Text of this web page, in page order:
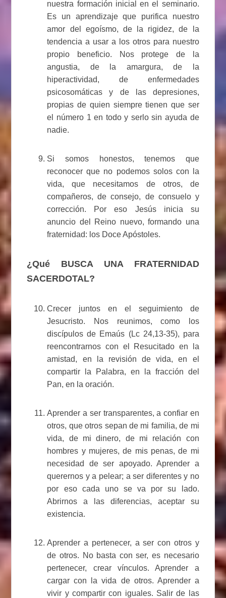
nuestra formación inicial en el seminario.
Es un aprendizaje que purifica nuestro
amor del egoísmo, de la rigidez, de la
tendencia a usar a los otros para nuestro
propio beneficio. Nos protege de la
angustia, de la amargura, de la
hiperactividad, de enfermedades
psicosomáticas y de las depresiones,
propias de quien siempre tienen que ser
el número 1 en todo y serlo sin ayuda de
nadie.
Si somos honestos, tenemos que
reconocer que no podemos solos con la
vida, que necesitamos de otros, de
compañeros, de consejo, de consuelo y
corrección. Por eso Jesús inicia su
anuncio del Reino nuevo, formando una
fraternidad: los Doce Apóstoles.
¿Qué BUSCA UNA FRATERNIDAD
SACERDOTAL?
Crecer juntos en el seguimiento de
Jesucristo. Nos reunimos, como los
discípulos de Emaús (Lc 24,13-35), para
reencontrarnos con el Resucitado en la
amistad, en la revisión de vida, en el
compartir la Palabra, en la fracción del
Pan, en la oración.
Aprender a ser transparentes, a confiar en
otros, que otros sepan de mi familia, de mi
vida, de mi dinero, de mi relación con
hombres y mujeres, de mis penas, de mi
necesidad de ser apoyado. Aprender a
querernos y a pelear; a ser diferentes y no
por eso cada uno se va por su lado.
Abrirnos a las diferencias, aceptar su
existencia.
Aprender a pertenecer, a ser con otros y
de otros. No basta con ser, es necesario
pertenecer, crear vínculos. Aprender a
cargar con la vida de otros. Aprender a
vivir y compartir con iguales. Salir de las